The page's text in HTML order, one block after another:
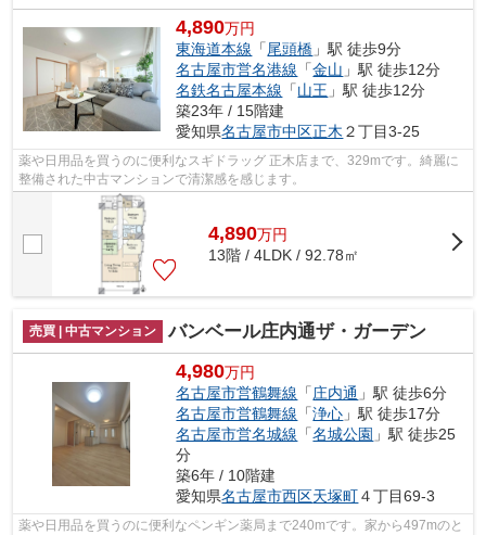
4,890万円
東海道本線 「尾頭橋 」駅 徒歩9分
名古屋市営名港線 「金山 」駅 徒歩12分
名鉄名古屋本線 「山王 」駅 徒歩12分
築23年 / 15階建
愛知県名古屋市中区正木 ２丁目3-25
薬や日用品を買うのに便利なスギドラッグ 正木店まで、329mです。綺麗に
整備された中古マンションで清潔感を感じます。
4,890万円
13階 / 4LDK / 92.78㎡
売買 | 中古マンション バンベール庄内通ザ・ガーデン
4,980万円
名古屋市営鶴舞線 「庄内通 」駅 徒歩6分
名古屋市営鶴舞線 「浄心 」駅 徒歩17分
名古屋市営名城線 「名城公園 」駅 徒歩25
分
築6年 / 10階建
愛知県名古屋市西区天塚町４丁目69-3
薬や日用品を買うのに便利なペンギン薬局まで240mです。家から497mのと